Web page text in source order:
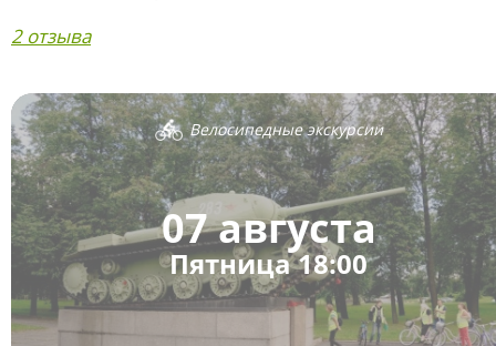
2 отзыва
Велосипедные экскурсии
07 августа
Пятница 18:00